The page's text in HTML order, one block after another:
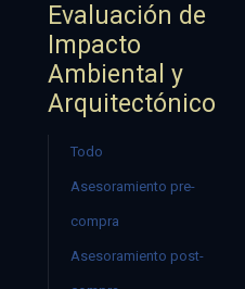
Evaluación de
Impacto
Ambiental y
Arquitectónico
Todo
Asesoramiento pre-
compra
Asesoramiento post-